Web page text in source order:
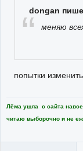
dongan
меняю
попытки
Лёма ушла с сайта
читаю выборочно и не